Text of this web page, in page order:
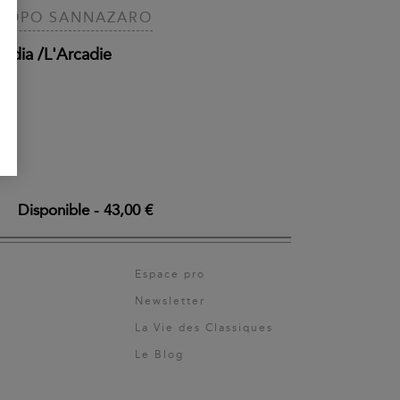
SANNAZARO
/L'Arcadie
Disponible- 43,00 €
Espace pro
Newsletter
La Vie des Classiques
Le Blog